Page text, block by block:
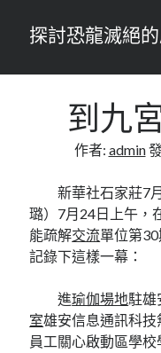
探討恐龍滅絕
到九
作者: admin
新華社石家莊7
璐）7月24日上午，
能疏解交流單位第
記錄下這樣一幕：
進瑜伽場地駐雄
室雄安信息通訊科技
員工關心啟動區學